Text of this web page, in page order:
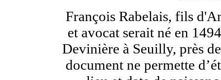
François Rabelais, fils
et avocat serait né en
Devinière à Seuilly, près
document ne permette